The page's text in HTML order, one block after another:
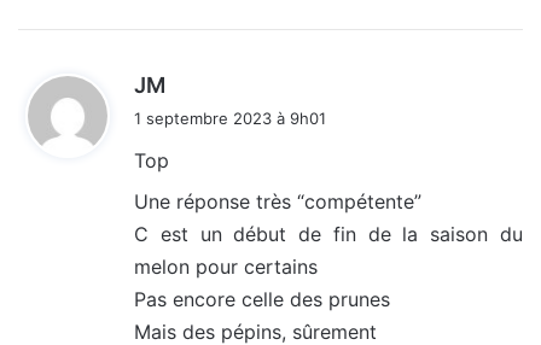
JM
1 septembre 2023 à 9h01
Top
Une réponse très “compétente”
C est un début de fin de la saison du
melon pour certains
Pas encore celle des prunes
Mais des pépins, sûrement